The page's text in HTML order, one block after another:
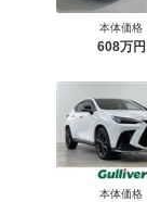
本体価格
608万円
本体価格